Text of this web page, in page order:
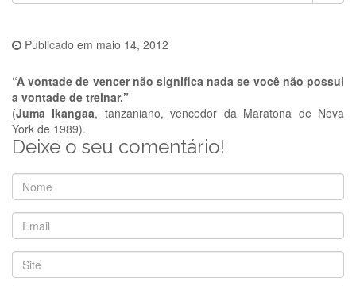
Publicado em maio 14, 2012
“A vontade de vencer não significa nada se você não possui
a vontade de treinar.”
(Juma Ikangaa, tanzaniano, vencedor da Maratona de Nova
York de 1989).
Deixe o seu comentário!